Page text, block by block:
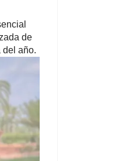
de
del año.